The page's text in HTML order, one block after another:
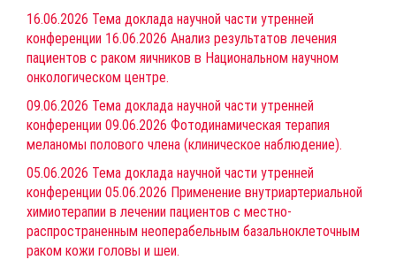
16.06.2026 Тема доклада научной части утренней
конференции 16.06.2026 Анализ результатов лечения
пациентов с раком яичников в Национальном научном
онкологическом центре.
09.06.2026 Тема доклада научной части утренней
конференции 09.06.2026 Фотодинамическая терапия
меланомы полового члена (клиническое наблюдение).
05.06.2026 Тема доклада научной части утренней
конференции 05.06.2026 Применение внутриартериальной
химиотерапии в лечении пациентов с местно-
распространенным неоперабельным базальноклеточным
раком кожи головы и шеи.